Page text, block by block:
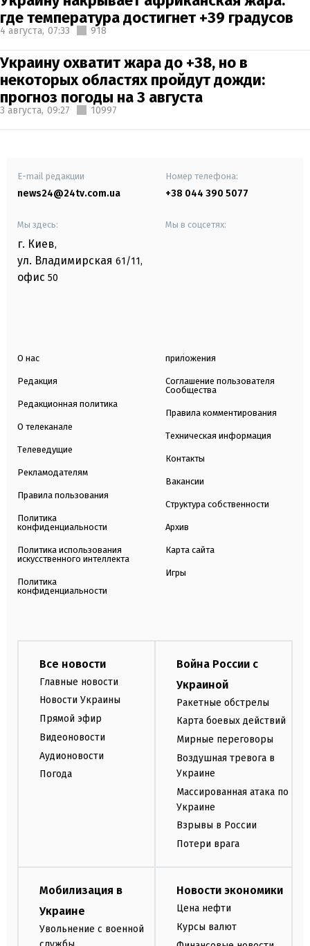
где температура достигнет +39 градусов
4 августа, 07:33 918
Украину охватит жара до +38, но в
некоторых областях пройдут дожди:
прогноз погоды на 3 августа
3 августа, 09:27 10997
E-mail редакции
news24@24tv.com.ua
Номер телефона:
+38 044 390 5077
Мы здесь:
г. Киев,
ул. Владимирская 61/11,
офис 50
Мы в соцсетях:
О нас
Редакция
Редакционная политика
О телеканале
Телеведущие
Рекламодателям
Правила пользования
Политика
конфиденциальности
Политика использования
искусственного интеллекта
Политика
конфиденциальности
приложения
Соглашение пользователя
Сообщества
Правила комментирования
Техническая информация
Контакты
Вакансии
Структура собственности
Архив
Карта сайта
Игры
Все новости
Главные новости
Новости Украины
Прямой эфир
Видеоновости
Аудионовости
Погода
Война России с
Украиной
Ракетные обстрелы
Карта боевых действий
Мирные переговоры
Воздушная тревога в
Украине
Массированная атака по
Украине
Взрывы в России
Потери врага
Мобилизация в
Украине
Увольнение с военной
Новости экономики
Цена нефти
Курсы валют